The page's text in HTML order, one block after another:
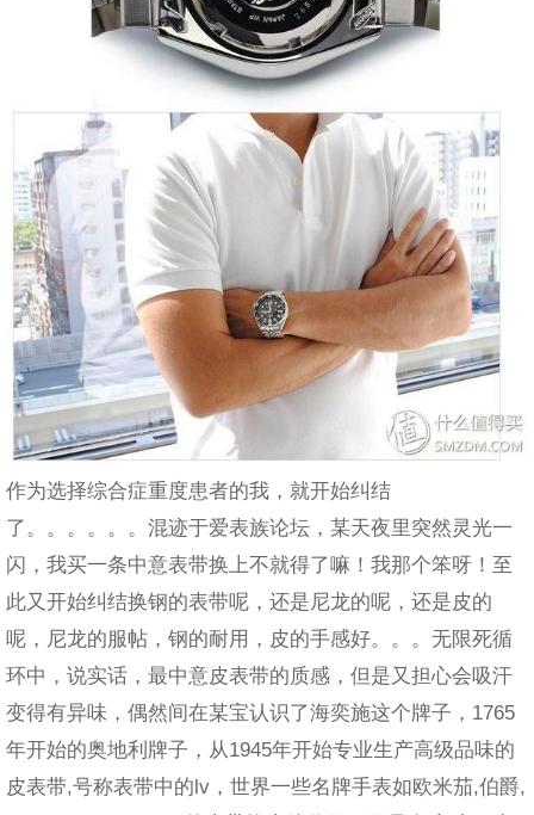
作为选择综合症重度患者的我，就开始纠结
了。。。。。。混迹于爱表族论坛，某天夜里突然灵光一
闪，我买一条中意表带换上不就得了嘛！我那个笨呀！至
此又开始纠结换钢的表带呢，还是尼龙的呢，还是皮的
呢，尼龙的服帖，钢的耐用，皮的手感好。。。无限死循
环中，说实话，最中意皮表带的质感，但是又担心会吸汗
变得有异味，偶然间在某宝认识了海奕施这个牌子，1765
年开始的奥地利牌子，从1945年开始专业生产高级品味的
皮表带,号称表带中的lv，世界一些名牌手表如欧米茄,伯爵,